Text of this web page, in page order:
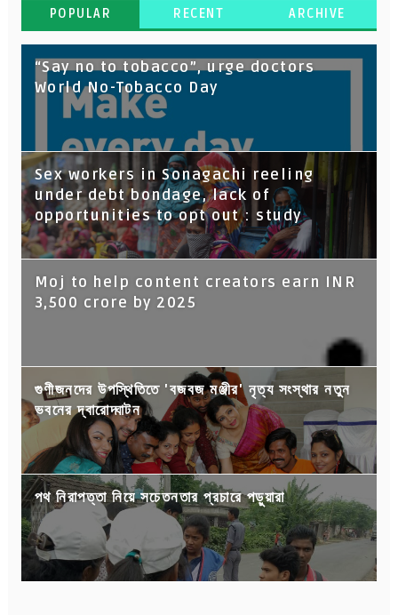
POPULAR RECENT ARCHIVE
“Say no to tobacco”, urge doctors
World No-Tobacco Day
Sex workers in Sonagachi reeling
under debt bondage, lack of
opportunities to opt out : study
Moj to help content creators earn INR
3,500 crore by 2025
গুণীজনদের উপস্থিতিতে 'বজবজ মঞ্জীর' নৃত্য সংস্থার নতুন
ভবনের দ্বারোদ্ঘাটন
পথ নিরাপত্তা নিয়ে সচেতনতার প্রচারে পড়ুয়ারা